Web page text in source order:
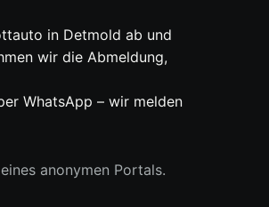
in Detmold ab und
wir die Abmeldung,
WhatsApp – wir melden
anonymen Portals.